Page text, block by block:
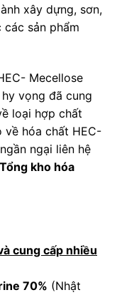
xây dựng, sơn,
sản phẩm
Mecellose
hy vọng đã cung
loại hợp chất
về hóa chất HEC-
ngại liên hệ
Tổng kho hóa
cung cấp nhiều
70% (Nhật